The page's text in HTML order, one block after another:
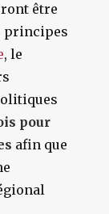
être
principes
, le
pour
afin que